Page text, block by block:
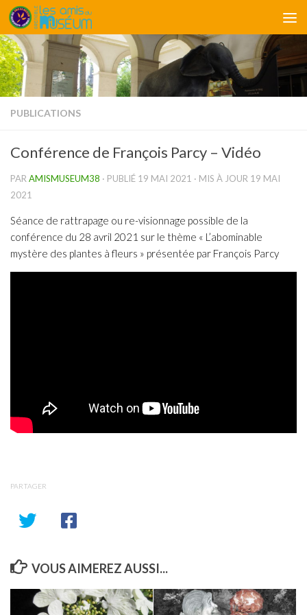
Skip to content
PUBLICATIONS
Conférence de François Parcy – Vidéo
PAR AMISMUSEUM38 · PUBLIÉ 19 MAI 2021 · MIS À JOUR 19 MAI
2021
Séance de rattrapage ou re-visionnage possible de la
conférence du 28 avril 2021 sur le thème « L’abominable
mystère des plantes à fleurs » présentée par François Parcy
PARTAGER
VOUS AIMEREZ AUSSI...